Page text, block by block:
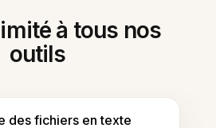
à tous nos
outils
des fichiers en texte